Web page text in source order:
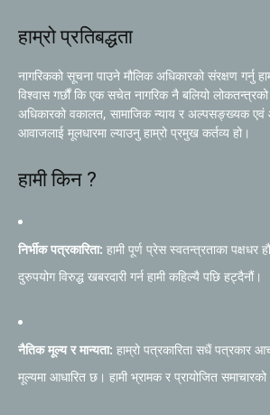
हाम्रो प्रतिबद्धता
नागरिकको सूचना पाउने मौलिक अधिकारको संरक्षण गर्नु
विश्वास गर्छौं कि एक सचेत नागरिक नै बलियो
अधिकारको वकालत, सामाजिक न्याय र अल्पसङ्ख्यक एवं
आवाजलाई मूलधारमा ल्याउनु हाम्रो प्रमुख कर्तव्य हो।
हामी किन ?
निर्भीक पत्रकारिता: हामी पूर्ण प्रेस स्वतन्त्रताका पक्षधर
दुरुपयोग विरुद्ध खबरदारी गर्न हामी कहिल्यै पछि हट्दैनौं।
नैतिक मूल्य र मान्यता: हाम्रो पत्रकारिता सधैं पत्रकार
मूल्यमा आधारित छ। हामी भ्रामक र प्रायोजित समाचारको